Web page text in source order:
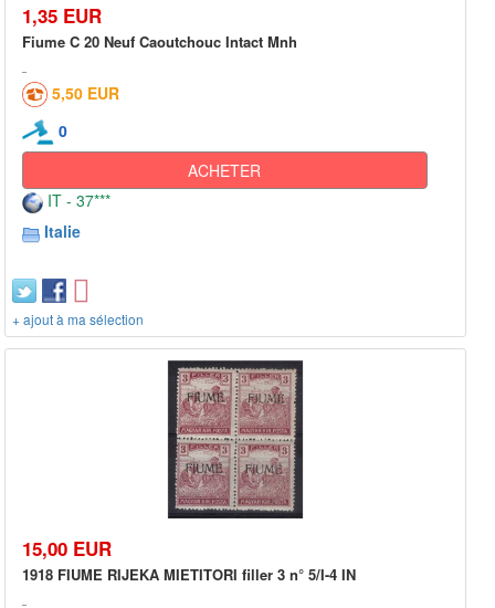
1,35 EUR
Fiume C 20 Neuf Caoutchouc Intact Mnh
5,50 EUR
0
ACHETER
IT - 37***
Italie
+ ajout à ma sélection
15,00 EUR
1918 FIUME RIJEKA MIETITORI filler 3 n° 5/I-4 IN